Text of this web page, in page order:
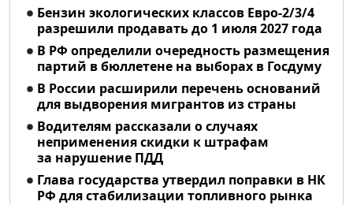
Бензин экологических классов Евро-2/3/4
разрешили продавать до 1 июля 2027 года
В РФ определили очередность размещения
партий в бюллетене на выборах в Госдуму
В России расширили перечень оснований
для выдворения мигрантов из страны
Водителям рассказали о случаях
неприменения скидки к штрафам
за нарушение ПДД
Глава государства утвердил поправки в НК
РФ для стабилизации топливного рынка